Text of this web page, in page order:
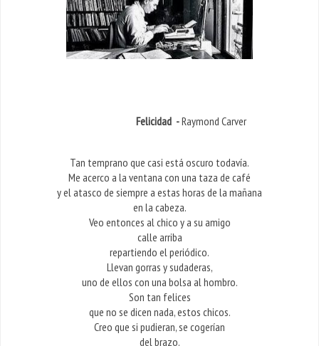
Felicidad -Raymond Carver
Tan temprano que casi está oscuro todavía.
Me acerco a la ventana con una taza de café
y el atasco de siempre a estas horas de la mañana
en la cabeza.
Veo entonces al chico y a su amigo
calle arriba
repartiendo el periódico.
Llevan gorras y sudaderas,
uno de ellos con una bolsa al hombro.
Son tan felices
que no se dicen nada, estos chicos.
Creo que si pudieran, se cogerían
del brazo.